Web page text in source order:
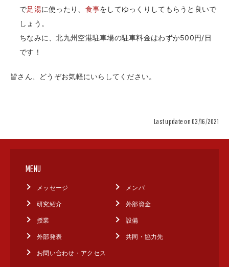
で足湯に使ったり、 食事をしてゆっくりしてもらうと良いで
しょう。
ちなみに、北九州空港駐車場の駐車料金はわずか500円/日
です！
皆さん、どうぞお気軽にいらしてください。
Last update on 03/16/2021
MENU
メッセージ メンバ
研究紹介 外部資金
授業 設備
外部発表 共同・協力先
お問い合わせ・アクセス